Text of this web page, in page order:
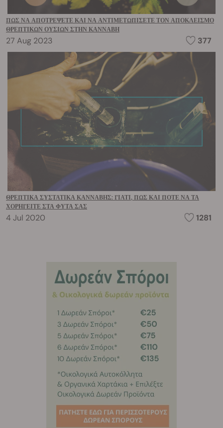
ΠΏΣ ΝΑ ΑΠΟΤΡΈΨΕΤΕ ΚΑΙ ΝΑ ΑΝΤΙΜΕΤΩΠΊΣΕΤΕ ΤΟΝ ΑΠΟΚΛΕΙΣΜΌ
ΘΡΕΠΤΙΚΏΝ ΟΥΣΙΏΝ ΣΤΗΝ ΚΆΝΝΑΒΗ
27 Aug 2023 377
ΘΡΕΠΤΙΚΆ ΣΥΣΤΑΤΙΚΆ ΚΆΝΝΑΒΗΣ: ΓΙΑΤΊ, ΠΏΣ ΚΑΙ ΠΌΤΕ ΝΑ ΤΑ
ΧΟΡΗΓΕΊΤΕ ΣΤΑ ΦΥΤΆ ΣΑΣ
4 Jul 2020 1281